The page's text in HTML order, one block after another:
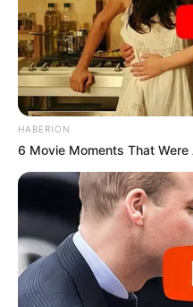
HABERION
6 Movie Moments That Were